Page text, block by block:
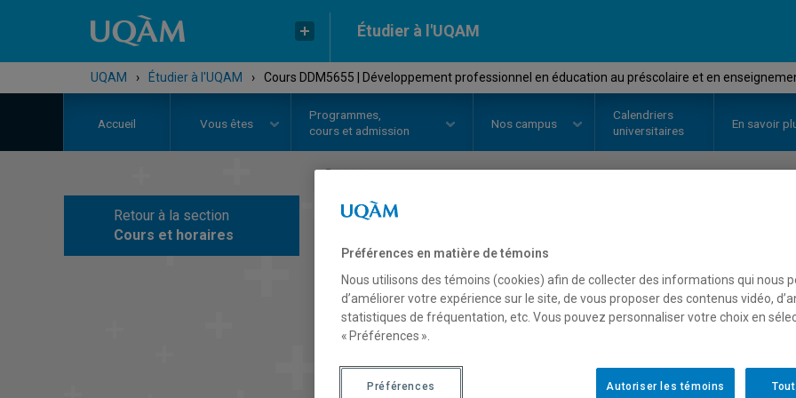
Étudier à l'UQAM
UQAM › Étudier à l'UQAM › Cours DDM5655 | Développement professionnel en éducation au préscolaire et en
Accueil Vous êtes
Programmes,
cours et admission
Nos campus
Calendriers
universitaires
En savoir
Retour à la section
Cours et horaires
éducation au
primaire au Québec
Description Horaire - Été 2026
Préférences en matière de témoins
Nous utilisons des témoins (cookies) afin de collecter des informations qui nous
d’améliorer votre expérience sur le site, de vous proposer des contenus vidéo,
statistiques de fréquentation, etc. Vous pouvez personnaliser votre choix en
« Préférences ».
Autoriser les témoins
Préférences